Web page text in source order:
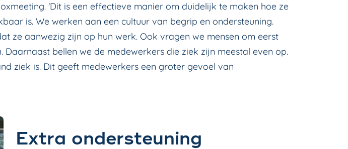
'Dit is een effectieve manier om duidelijk te maken hoe ze
is. We werken aan een cultuur van begrip en ondersteuning.
ze aanwezig zijn op hun werk. Ook vragen we mensen om eerst
bellen we de medewerkers die ziek zijn meestal even op.
ziek is. Dit geeft medewerkers een groter gevoel van
Extra ondersteuning